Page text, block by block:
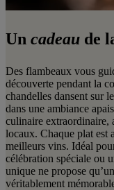
Un cadeau de
Des flambeaux vous
découverte pendant la
chandelles dansent sur
dans une ambiance
culinaire extraordinaire,
locaux. Chaque plat est
meilleurs vins. Idéal
célébration spéciale ou
unique ne propose
véritablement